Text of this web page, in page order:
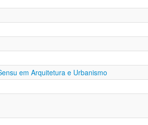
em Arquitetura e Urbanismo